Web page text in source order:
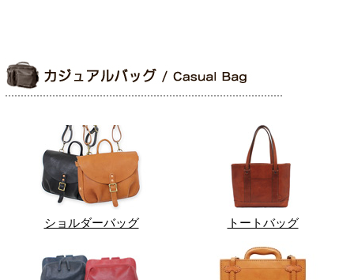
ショルダーバッグ トートバッグ